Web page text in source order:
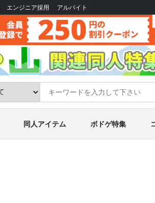
エンジニア採用 アルバイト
同人アイテム ボドゲ特集